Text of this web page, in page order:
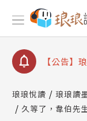
【公告】
【公告】
【公告】
請圖文教學
查詢
【公告】
琅琅悅讀 琅琅讀
久等了，韋伯先